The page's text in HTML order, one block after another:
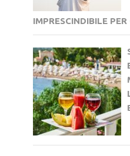
IMPRESCINDIBILE